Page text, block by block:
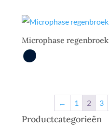
Microphase regenbroek
← 1 2 3
Productcategorieën